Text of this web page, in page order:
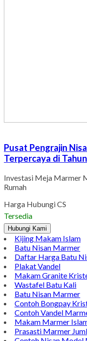
Pusat Pengrajin
Terpercaya di
Investasi Meja Marmer
Rumah
Harga Hubungi CS
Tersedia
Hubungi Kami
Kijing Makam Islam
Batu Nisan Marmer
Daftar Harga Batu
Plakat Vandel
Makam Granite
Wastafel Batu Kali
Batu Nisan Marmer
Contoh Bongpay
Contoh Vandel
Makam Marmer
Prasasti Marmer